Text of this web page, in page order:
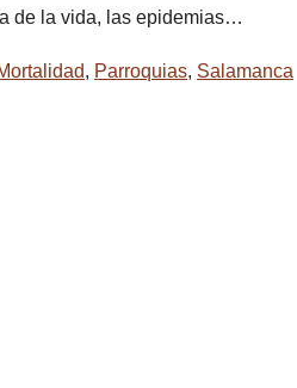
de la vida, las epidemias…
, Parroquias, Salamanca